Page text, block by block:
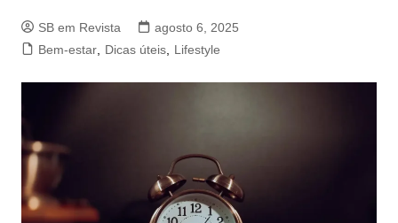
SB em Revista
agosto 6, 2025
Bem-estar, Dicas úteis, Lifestyle